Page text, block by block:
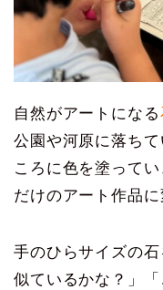
自然がアートになる
公園や河原に落ち
ころに色を塗って
だけのアート作品に
手のひらサイズの
似ているかな？」